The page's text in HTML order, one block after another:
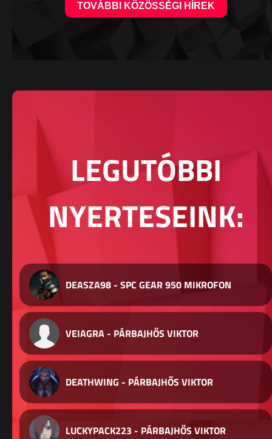
TOVÁBBI KÖZÖSSÉGI HÍREK
LEGUTÓBBI
NYERTESEINK:
DEASZA98 - SPC GEAR 950 MIKROFON
VEIAGRA - PÁRBAJHŐS VIKTOR
DEATHWING - PÁRBAJHŐS VIKTOR
LUCKYPACK223 - PÁRBAJHŐS VIKTOR